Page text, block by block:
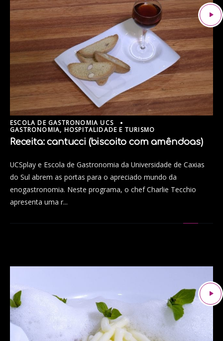
ESCOLA DE GASTRONOMIA UCS
GASTRONOMIA, HOSPITALIDADE E TURISMO
Receita: cantucci (biscoito com amêndoas)
UCSplay e Escola de Gastronomia da Universidade de Caxias
do Sul abrem as portas para o apreciado mundo da
enogastronomia. Neste programa, o chef Charlie Tecchio
apresenta uma r...